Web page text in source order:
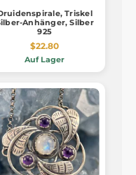
Triskel
Anhänger, Silber
925
$22.80
Auf Lager